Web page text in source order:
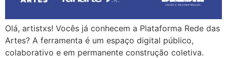
Olá, artistxs! Vocês já conhecem a Plataforma Rede das
Artes? A ferramenta é um espaço digital público,
colaborativo e em permanente construção coletiva.